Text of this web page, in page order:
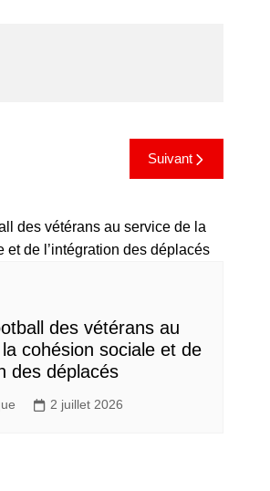
Suivant
des vétérans au
cohésion sociale et de
des déplacés​
2 juillet 2026